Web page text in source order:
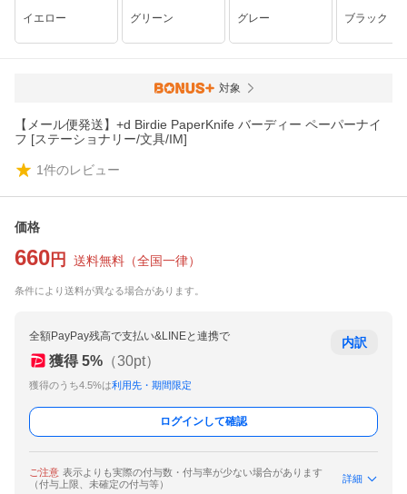
イエロー グリーン グレー ブラック
対象
【メール便発送】+d Birdie PaperKnife バーディー ペーパーナイ
フ [ステーショナリー/文具/IM]
1件のレビュー
価格
660 円 送料無料 （全国一律）
条件により送料が異なる場合があります。
全額PayPay残高で支払い&LINEと連携で
獲得 5% （30pt）
獲得のうち4.5%は利用先・期間限定
内訳
ログインして確認
ご注意 表示よりも実際の付与数・付与率が少ない場合があります
（付与上限、未確定の付与等）
詳細